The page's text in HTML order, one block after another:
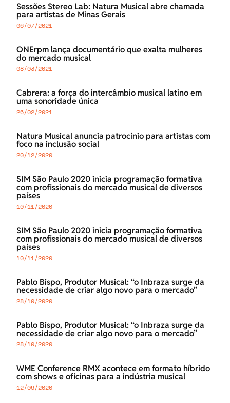
Sessões Stereo Lab: Natura Musical abre chamada
para artistas de Minas Gerais
06/07/2021
ONErpm lança documentário que exalta mulheres
do mercado musical
08/03/2021
Cabrera: a força do intercâmbio musical latino em
uma sonoridade única
26/02/2021
Natura Musical anuncia patrocínio para artistas com
foco na inclusão social
20/12/2020
SIM São Paulo 2020 inicia programação formativa
com profissionais do mercado musical de diversos
países
10/11/2020
SIM São Paulo 2020 inicia programação formativa
com profissionais do mercado musical de diversos
países
10/11/2020
Pablo Bispo, Produtor Musical: “o Inbraza surge da
necessidade de criar algo novo para o mercado”
28/10/2020
Pablo Bispo, Produtor Musical: “o Inbraza surge da
necessidade de criar algo novo para o mercado”
28/10/2020
WME Conference RMX acontece em formato híbrido
com shows e oficinas para a indústria musical
12/09/2020